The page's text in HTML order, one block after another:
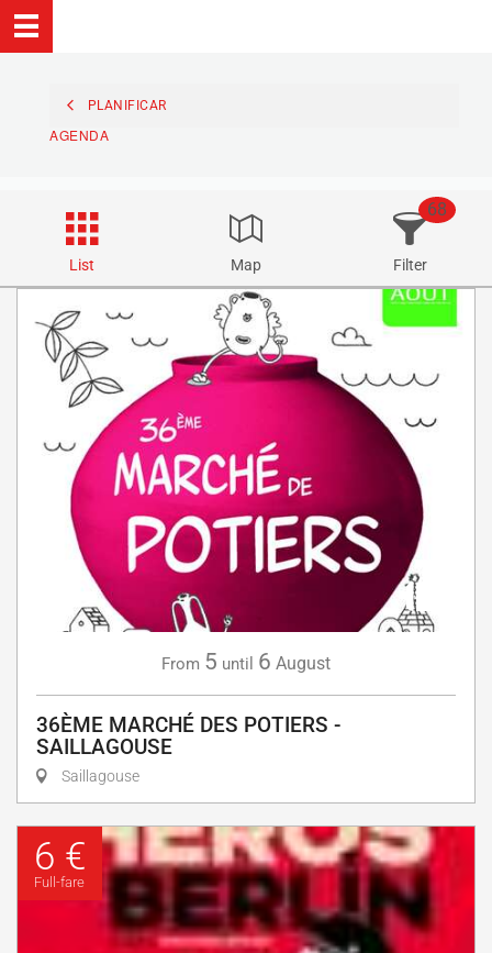
PLANIFICAR
AGENDA
List Map Filter
68
From 5 until 6 August
36ÈME MARCHÉ DES POTIERS -
SAILLAGOUSE
Saillagouse
6 €
Full-fare